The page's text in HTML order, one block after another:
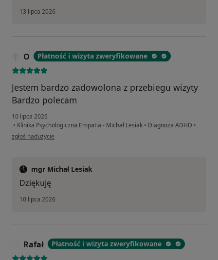
13 lipca 2026
O Płatność i wizyta zweryfikowane
Jestem bardzo zadowolona z przebiegu wizyty
Bardzo polecam
10 lipca 2026
• Klinika Psychologiczna Empatia - Michał Lesiak • Diagnoza ADHD •
w opinii użytkownika O
zgłoś nadużycie
mgr Michał Lesiak
Dziękuję
10 lipca 2026
Rafał Płatność i wizyta zweryfikowane